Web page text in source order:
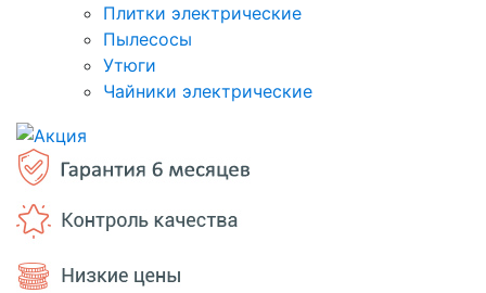
Плитки электрические
Пылесосы
Утюги
Чайники электрические